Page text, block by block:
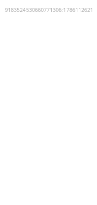
9183524530660771306:1786112621